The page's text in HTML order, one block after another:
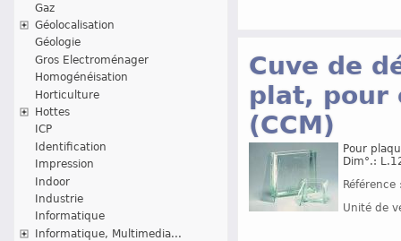
Gaz
Géolocalisation
Géologie
Gros Electroménager
Homogénéisation
Horticulture
Hottes
ICP
Identification
Impression
Indoor
Industrie
Informatique
Informatique, Multimedia...
Cuve de
plat, pour
(CCM)
Pour
Dim°.:
Unité de